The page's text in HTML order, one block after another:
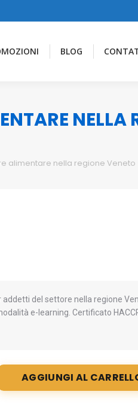
BLOG
NELLA
alimentare nella regione Veneto
addetti del settore nella regione
e-learning. Certificato
AGGIUNGI AL